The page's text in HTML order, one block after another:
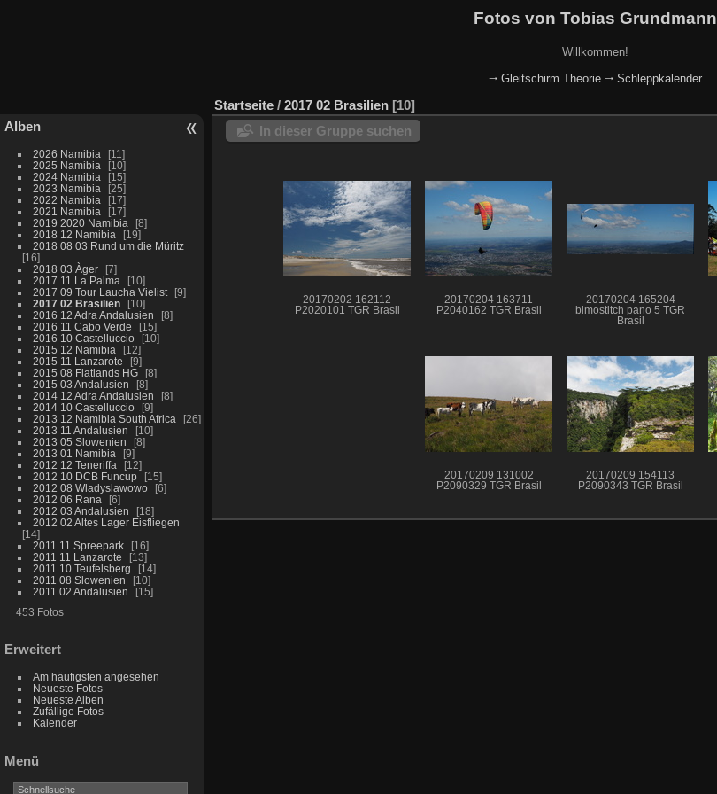
Fotos von Tobias Grundmann
Willkommen!
🠂 Gleitschirm Theorie 🠂 Schleppkalender
Alben
2026 Namibia
11
2025 Namibia
10
2024 Namibia
15
2023 Namibia
25
2022 Namibia
17
2021 Namibia
17
2019 2020 Namibia
8
2018 12 Namibia
19
2018 08 03 Rund um die Müritz
16
2018 03 Àger
7
2017 11 La Palma
10
2017 09 Tour Laucha Vielist
9
2017 02 Brasilien
10
2016 12 Adra Andalusien
8
2016 11 Cabo Verde
15
2016 10 Castelluccio
10
2015 12 Namibia
12
2015 11 Lanzarote
9
2015 08 Flatlands HG
8
2015 03 Andalusien
8
2014 12 Adra Andalusien
8
2014 10 Castelluccio
9
2013 12 Namibia South Africa
26
2013 11 Andalusien
10
2013 05 Slowenien
8
2013 01 Namibia
9
2012 12 Teneriffa
12
2012 10 DCB Funcup
15
2012 08 Wladyslawowo
6
2012 06 Rana
6
2012 03 Andalusien
18
2012 02 Altes Lager Eisfliegen
14
2011 11 Spreepark
16
2011 11 Lanzarote
13
2011 10 Teufelsberg
14
2011 08 Slowenien
10
2011 02 Andalusien
15
453 Fotos
Erweitert
Am häufigsten angesehen
Neueste Fotos
Neueste Alben
Zufällige Fotos
Kalender
Menü
Startseite / 2017 02 Brasilien 10
In dieser Gruppe suchen
20170202 162112
P2020101 TGR Brasil
20170204 163711
P2040162 TGR Brasil
20170204 165204
bimostitch pano 5 TGR
Brasil
20170209 131002
P2090329 TGR Brasil
20170209 154113
P2090343 TGR Brasil